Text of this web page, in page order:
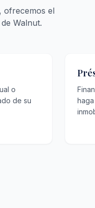
ofrecemos el
Walnut.
o
de su